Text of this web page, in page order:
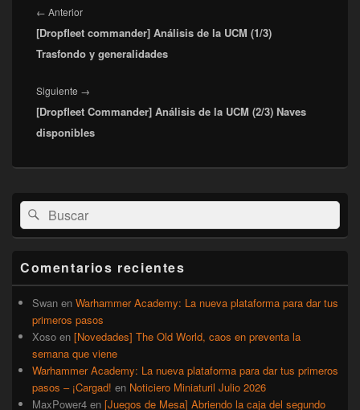
de
entradas
← AnteriorEntrada
anterior:
[Dropfleet commander] Análisis de la UCM (1/3)
Trasfondo y generalidades
Siguiente →
siguiente:
[Dropfleet Commander] Análisis de la UCM (2/3) Naves
disponibles
El
área
de
widget
lateral
primaria
Buscar
por:
Buscar
Comentarios recientes
Swan en Warhammer Academy: La nueva plataforma para dar tus
primeros pasos
Xoso en [Novedades] The Old World, caos en preventa la
semana que viene
Warhammer Academy: La nueva plataforma para dar tus primeros
pasos – ¡Cargad! en Noticiero Miniaturil Julio 2026
MaxPower4 en [Juegos de Mesa] Abriendo la caja del segundo